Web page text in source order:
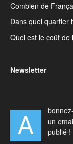
Combien de
Dans quel quartier
Quel est le coût de
Newsletter
A
un
publié !